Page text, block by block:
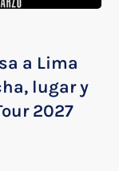
a Lima
lugar y
2027